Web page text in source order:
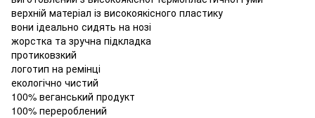
верхній матеріал із високоякісного пластику
вони ідеально сидять на нозі
жорстка та зручна підкладка
протиковзкий
логотип на ремінці
екологічно чистий
100% веганський продукт
100% перероблений